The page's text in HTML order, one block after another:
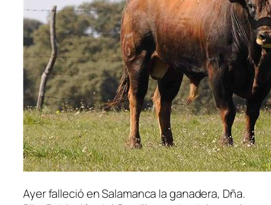
Ayer falleció en Salamanca la ganadera, Dña.